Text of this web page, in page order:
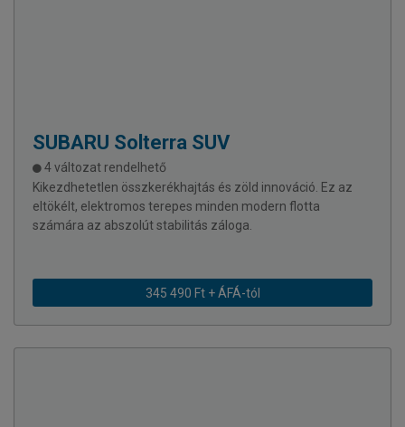
SUBARU Solterra SUV
4 változat rendelhető
Kikezdhetetlen összkerékhajtás és zöld innováció. Ez az
eltökélt, elektromos terepes minden modern flotta
számára az abszolút stabilitás záloga.
345 490 Ft + ÁFÁ-tól